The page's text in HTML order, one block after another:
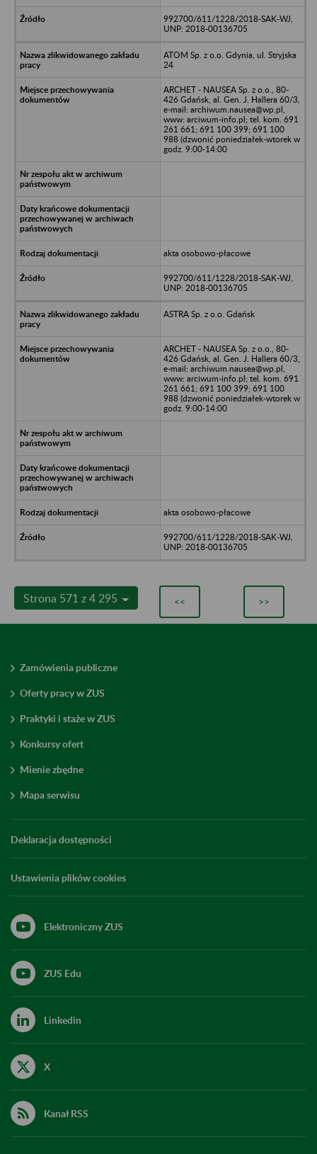
992700/611/1228/2018-SAK-WJ,
UNP: 2018-00136705
ATOM Sp. z o.o. Gdynia, ul. Stryjska
24
ARCHET - NAUSEA Sp. z o.o., 80-
426 Gdańsk, al. Gen. J. Hallera 60/3,
e-mail: archiwum.nausea@wp.pl,
www: arciwum-info.pl; tel. kom. 691
261 661; 691 100 399; 691 100
988 (dzwonić poniedziałek-wtorek w
godz. 9:00-14:00
akta osobowo-płacowe
992700/611/1228/2018-SAK-WJ,
UNP: 2018-00136705
ASTRA Sp. z o.o. Gdańsk
ARCHET - NAUSEA Sp. z o.o., 80-
426 Gdańsk, al. Gen. J. Hallera 60/3,
e-mail: archiwum.nausea@wp.pl,
www: arciwum-info.pl; tel. kom. 691
261 661; 691 100 399; 691 100
988 (dzwonić poniedziałek-wtorek w
godz. 9:00-14:00
akta osobowo-płacowe
992700/611/1228/2018-SAK-WJ,
UNP: 2018-00136705
Strona 571 z 4 295 << >>
Zamówienia publiczne
Oferty pracy w ZUS
Praktyki i staże w ZUS
Konkursy ofert
Mienie zbędne
Mapa serwisu
Deklaracja dostępności
Ustawienia plików cookies
Elektroniczny ZUS
ZUS Edu
Linkedin
X
Kanał RSS